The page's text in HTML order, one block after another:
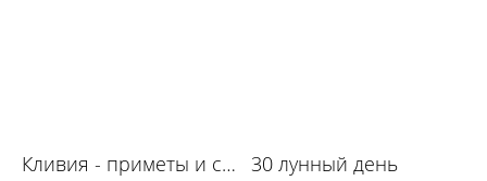
Кливия - приметы и суеверия 30 лунный день